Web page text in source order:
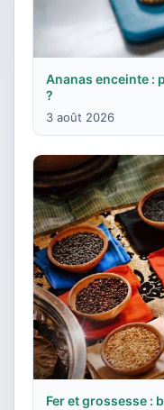
Ananas enceinte :
?
3 août 2026
Fer et grossesse :